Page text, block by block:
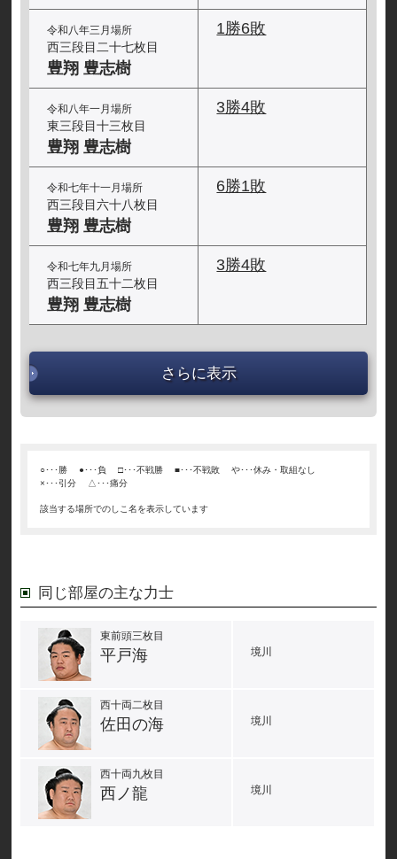
令和八年三月場所
西三段目二十七枚目
豊翔 豊志樹
1勝6敗
令和八年一月場所
東三段目十三枚目
豊翔 豊志樹
3勝4敗
令和七年十一月場所
西三段目六十八枚目
豊翔 豊志樹
6勝1敗
令和七年九月場所
西三段目五十二枚目
豊翔 豊志樹
3勝4敗
さらに表示
○･･･勝 ●･･･負 □･･･不戦勝 ■･･･不戦敗
や･･･休み・取組なし
×･･･引分
△･･･痛分
該当する場所でのしこ名を表示しています
同じ部屋の主な力士
東前頭三枚目
平戸海 境川
西十両二枚目
佐田の海 境川
西十両九枚目
西ノ龍 境川